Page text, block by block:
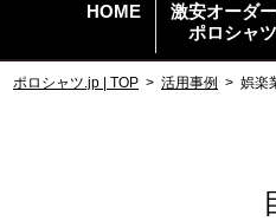
HOME
激安オーダ
ポロシャ
ポロシャツ.jp | TOP 活用事例 娯楽